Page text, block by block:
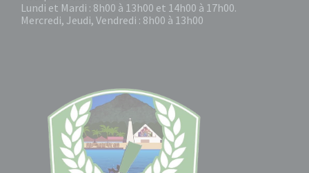
Lundi et Mardi : 8h00 à 13h00 et 14h00 à 17h00.
Mercredi, Jeudi, Vendredi : 8h00 à 13h00